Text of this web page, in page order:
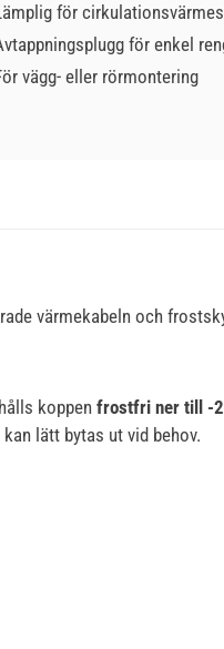
för
för enkel
vägg- eller rörmontering
värmekabeln och
koppen frostfri ner till -
lätt bytas ut vid behov.